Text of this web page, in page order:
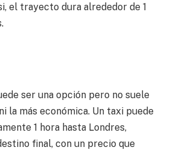
el trayecto dura alrededor de 1
ser una opción pero no suele
la más económica. Un taxi puede
1 hora hasta Londres,
final, con un precio que